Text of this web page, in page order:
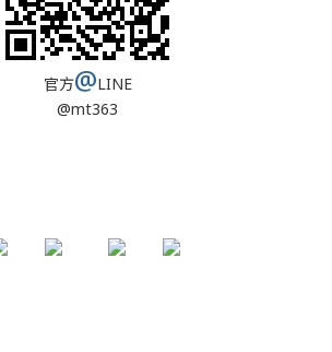
官方@LINE
@mt363